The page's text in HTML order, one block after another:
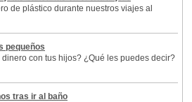
de plástico durante nuestros viajes al
pequeños
con tus hijos? ¿Qué les puedes decir?
tras ir al baño